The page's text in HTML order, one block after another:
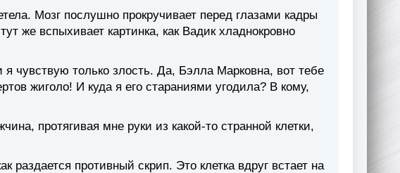
Мозг послушно прокручивает перед глазами кадры
же вспыхивает картинка, как Вадик хладнокровно
чувствую только злость. Да, Бэлла Марковна, вот тебе
жиголо! И куда я его стараниями угодила? В кому,
протягивая мне руки из какой-то странной клетки,
раздается противный скрип. Это клетка вдруг встает на